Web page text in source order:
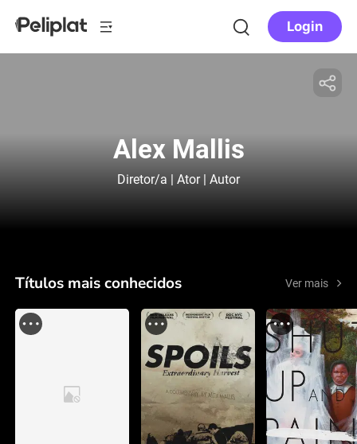
Login
Alex Mallis
Diretor/a | Ator | Autor
Títulos mais conhecidos Ver mais